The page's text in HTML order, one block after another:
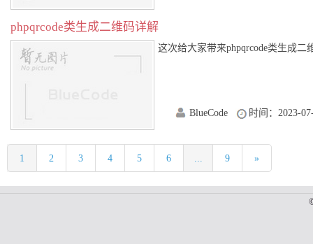
phpqrcode类生成二维码详解
这次给大家带来phpqrcode类生成
BlueCode 时间：2023-
1 2 3 4 5 6 ... 9 »